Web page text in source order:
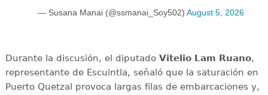
— Susana Manai (@ssmanai_Soy502) August 5, 2026
Durante la discusión, el diputado Vitelio Lam Ruano,
representante de Escuintla, señaló que la saturación en
Puerto Quetzal provoca largas filas de embarcaciones y,